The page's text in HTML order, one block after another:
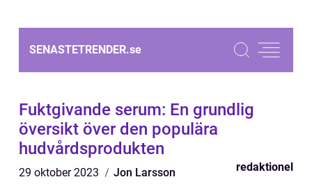
SENASTETRENDER.se
Fuktgivande serum: En grundlig
översikt över den populära
hudvårdsprodukten
29 oktober 2023 Jon Larsson redaktionel